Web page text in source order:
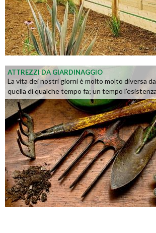
ATTREZZI DA GIARDINAGGIO
La vita dei nostri giorni è molto molto diversa da
quella di qualche tempo fa; un tempo